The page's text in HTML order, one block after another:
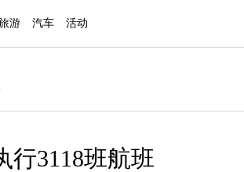
游 汽车 活动
行3118班航班